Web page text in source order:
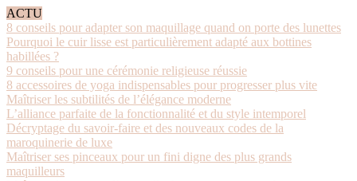
ACTU
8 conseils pour adapter son maquillage quand on porte des lunettes
Pourquoi le cuir lisse est particulièrement adapté aux bottines
habillées ?
9 conseils pour une cérémonie religieuse réussie
8 accessoires de yoga indispensables pour progresser plus vite
Maîtriser les subtilités de l’élégance moderne
L’alliance parfaite de la fonctionnalité et du style intemporel
Décryptage du savoir-faire et des nouveaux codes de la
maroquinerie de luxe
Maîtriser ses pinceaux pour un fini digne des plus grands
maquilleurs